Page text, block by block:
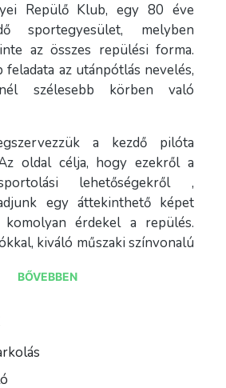
Repülő Klub, egy 80 éve
sportegyesület, melyben
az összes repülési forma.
az utánpótlás nevelés,
szélesebb körben való
a kezdő pilóta
oldal célja, hogy ezekről a
lehetőségekről ,
egy áttekinthető képet
komolyan érdekel a repülés.
kiváló műszaki színvonalú
Minden évben megrendezzük
klub (áprilistól – októberig)
reggel kilenctől szervezett
BŐVEBBEN